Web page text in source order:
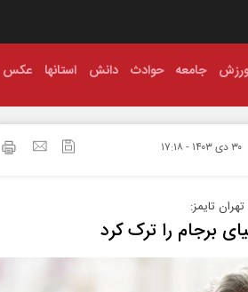
جامعه حوادث دانش استانها عکس
۳۰ دی ۱۴۰۳ - ۱۷:۱۸
تایمز:
برجام را ترک کرد